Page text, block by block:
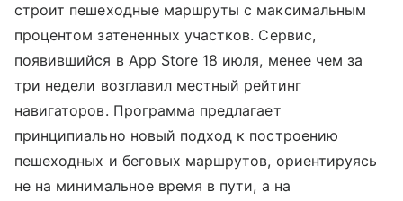
строит пешеходные маршруты с максимальным
процентом затененных участков. Сервис,
появившийся в App Store 18 июля, менее чем за
три недели возглавил местный рейтинг
навигаторов. Программа предлагает
принципиально новый подход к построению
пешеходных и беговых маршрутов, ориентируясь
не на минимальное время в пути, а на